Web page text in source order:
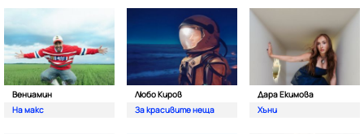
Вениамин
На макс
Любо Киров
За красивите неща
Дара Екимова
Хъни